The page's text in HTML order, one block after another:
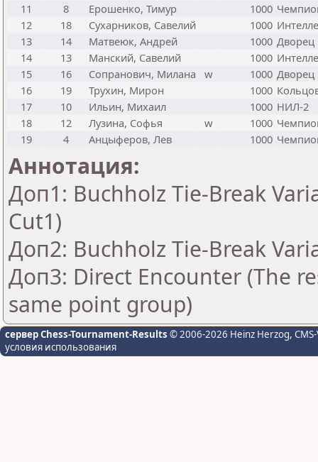
11
8 Ерошенко, Тимур 1000
12
18 Сухарников, Савелий 1000
13
14 Матвеюк, Андрей 1000 Дворец
14
13 Манский, Савелий 1000
15
16 Сопранович, Милана w 1000 Дворец
16
19 Трухин, Мирон 1000
17
10 Ильин, Михаил 1000 НИЛ-2
18
12 Лузина, Софья w 1000
19
4 Анцыферов, Лев 1000
Аннотация:
Доп1: Buchholz Tie-Break
Cut1)
Доп2: Buchholz Tie-Break
Доп3: Direct Encounter (The
same point group)
сервер Chess-Tournament-Results © 2006-2026 Heinz Herzog,
условия использования